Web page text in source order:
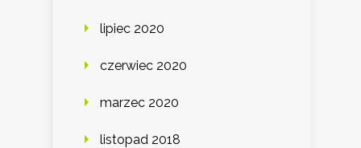
lipiec 2020
czerwiec 2020
marzec 2020
listopad 2018